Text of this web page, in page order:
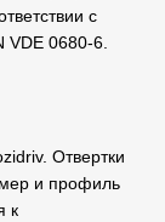
с
VDE 0680-6.
Отвертки
и профиль
к